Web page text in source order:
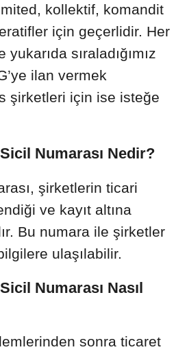
kollektif, komandit
için geçerlidir. Her
sıraladığımız
ilan vermek
şirketleri için ise isteğe
Numarası Nedir?
şirketlerin ticari
ve kayıt altına
Bu numara ile şirketler
ulaşılabilir.
Numarası Nasıl
sonra ticaret